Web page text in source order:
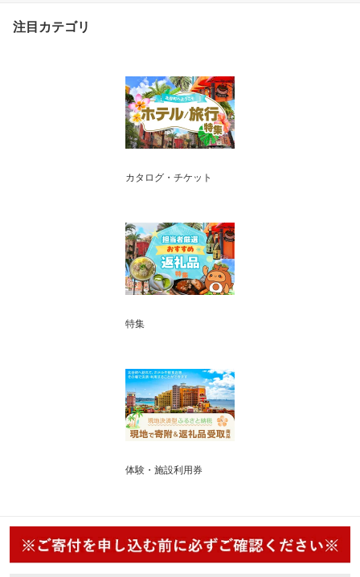
注目カテゴリ
カタログ・チケット
特集
体験・施設利用券